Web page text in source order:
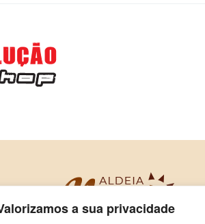
a sua privacidade